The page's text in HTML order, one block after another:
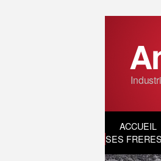
ACCUEIL
SES